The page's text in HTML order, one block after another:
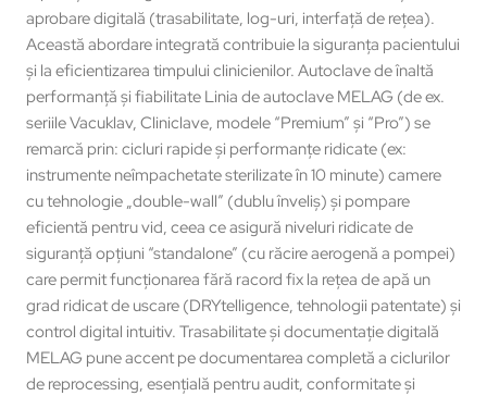
aprobare digitală (trasabilitate, log-uri, interfață de rețea).
Această abordare integrată contribuie la siguranța pacientului
și la eficientizarea timpului clinicienilor. Autoclave de înaltă
performanță și fiabilitate Linia de autoclave MELAG (de ex.
seriile Vacuklav, Cliniclave, modele “Premium” și “Pro”) se
remarcă prin: cicluri rapide și performanțe ridicate (ex:
instrumente neîmpachetate sterilizate în 10 minute) camere
cu tehnologie „double-wall” (dublu înveliș) și pompare
eficientă pentru vid, ceea ce asigură niveluri ridicate de
siguranță opțiuni “standalone” (cu răcire aerogenă a pompei)
care permit funcționarea fără racord fix la rețea de apă un
grad ridicat de uscare (DRYtelligence, tehnologii patentate) și
control digital intuitiv. Trasabilitate și documentație digitală
MELAG pune accent pe documentarea completă a ciclurilor
de reprocessing, esențială pentru audit, conformitate și